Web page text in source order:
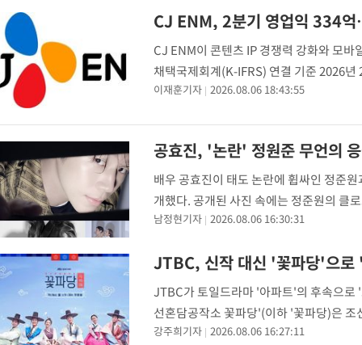
갈 수도
-12408초 전 >
낮 최고 37도 찜통더위…곳곳 소나기·강원 많은 비[내일날씨]
-10714초 전 >
SK하이닉스, 용인·청주 팹에 54조 투자…"AI 메모리 수요 선
응"
-7570초 전 >
여자배구 이재영·이다영 자매, 아제르바이잔 투란VC 입단
-6823초 전 >외국인 심판 성 접대 7경기 들여다보니…한국 축구 '5승 2무'
-6557초 전 >
-6510초 전 >[속보]코스피, 6200선 약보합…0.60% 내린 6258.77에 마쳐
[속보]원·달러 환율, 7.7원 내린 1416.1원 마감
-6379초 전 >
[속보] 노원서 40.1도 관측…서울, 2018년 이후 첫 40도
-3469초 전 > [속보]종합특검, '계엄 수용공간 확보' 신용해 前교정본부장 기
-2342초 전 > 외신들도 주목한 韓축구 파문…"국민적 공분에 수사 재개"
-2313초 전 >11시간 압수수색에 성접대 파문까지…'쑥대밭' 된 축구협회
-1335초 전 >[속보]규제합리화위원회 부위원장에 김태유 서울대 공대 교수
태 후임
CJ ENM, 2분기 영업익 334
CJ ENM이 콘텐츠 IP 경쟁력 강화와 모
채택국제회계(K-IFRS) 연결 기준 2026
엔터테인먼트 부문의 수익성 개선세와
이재훈기자 2026.08.06 18:43:55
공효진, '논란' 정원준 무언의
배우 공효진이 태도 논란에 휩싸인 정준
개했다. 공개된 사진 속에는 정준원의 클
의 모습이 담겼다. 한편 정준원은 지난 1
남정현기자 2026.08.06 16:30:31
JTBC, 신작 대신 '꽃파당'으로
JTBC가 토일드라마 '아파트'의 후속으
선혼담공작소 꽃파당'(이하 '꽃파당)은 조
가장 귀한 여인으로 만들려는 과정을 그
강주희기자 2026.08.06 16:27:11